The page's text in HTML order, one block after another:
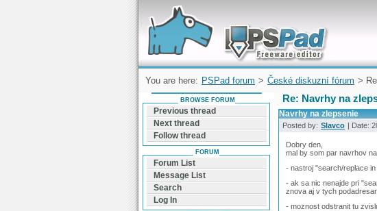
Forum can help you solve problems and quickly
find a solution with PSPad for Microsoft
Windows
You are here: PSPad forum > České diskuzní fórum >
Re: Navrhy na
Navrhy na zlepsenie
Posted by: Slavco | Date:
Dobry den,
mal by som par navrhov
- nastroj "search/replace
- ak sa nic nenajde pri
znova aj v tych
- moznost odstranit tu
BROWSE FORUM
Previous thread
Next thread
Follow thread
FORUM
Forum List
Message List
Search
Log In